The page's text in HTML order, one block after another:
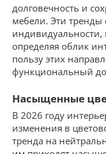
долговечность и
мебели. Эти тренды
индивидуальности,
определяя облик
пользу этих
функциональный
Насыщенные
В 2026 году
изменения в
тренда на